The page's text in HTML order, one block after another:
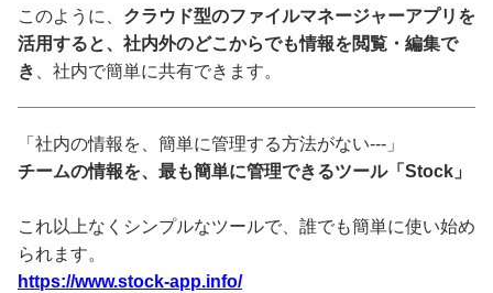
このように、 クラウド型のファイルマネージャーアプリを
活用すると、社内外のどこからでも情報を閲覧・編集で
き
、社内で簡単に共有できます。
「社内の情報を、簡単に管理する方法がない---」
チームの情報を、最も簡単に管理できるツール「Stock」
これ以上なくシンプルなツールで、誰でも簡単に使い始め
られます。
https://www.stock-app.info/